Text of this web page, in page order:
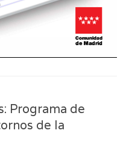
Programa de
de la